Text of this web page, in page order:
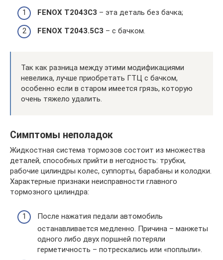
FENOX T2043C3 – эта деталь без бачка;
FENOX T2043.5C3 – с бачком.
Так как разница между этими модификациями
невелика, лучше приобретать ГТЦ с бачком,
особенно если в старом имеется грязь, которую
очень тяжело удалить.
Симптомы неполадок
Жидкостная система тормозов состоит из множества
деталей, способных прийти в негодность: трубки,
рабочие цилиндры колес, суппорты, барабаны и колодки.
Характерные признаки неисправности главного
тормозного цилиндра:
После нажатия педали автомобиль
останавливается медленно. Причина – манжеты
одного либо двух поршней потеряли
герметичность – потрескались или «поплыли».